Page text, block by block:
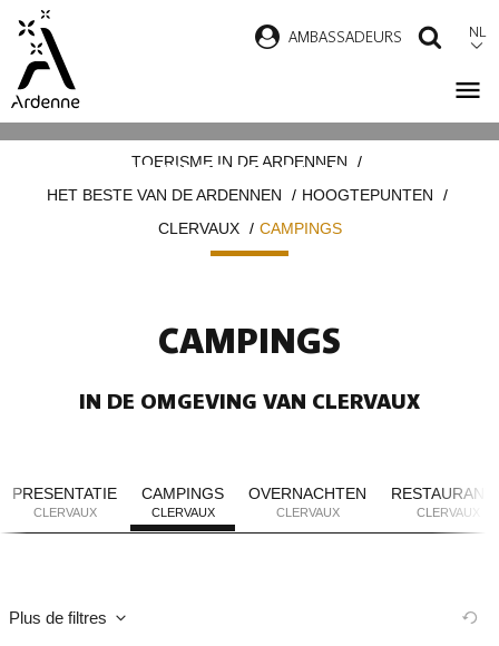
Overslaan
naar
AMBASSADEURS NL
CAMPINGS IN CLERVAUX
Kruimelpad
TOERISME IN DE ARDENNEN
HET BESTE VAN DE ARDENNEN
HOOGTEPUNTEN
CLERVAUX
CAMPINGS
CAMPINGS
IN DE OMGEVING VAN CLERVAUX
PRESENTATIE
CLERVAUX
CAMPINGS
CLERVAUX
OVERNACHTEN
CLERVAUX CLERVAUX
Plus de filtres